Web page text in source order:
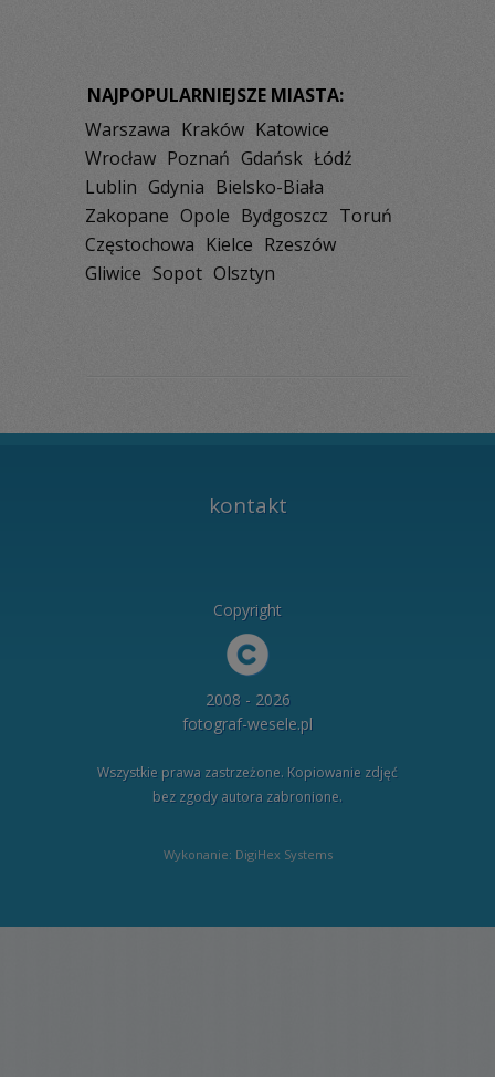
NAJPOPULARNIEJSZE MIASTA:
Warszawa Kraków Katowice
Wrocław Poznań Gdańsk Łódź
Lublin Gdynia Bielsko-Biała
Zakopane Opole Bydgoszcz Toruń
Częstochowa Kielce Rzeszów
Gliwice Sopot Olsztyn
kontakt
Copyright
2008 - 2026
fotograf-wesele.pl
Wszystkie prawa zastrzeżone. Kopiowanie zdjęć
bez zgody autora zabronione.
Wykonanie: DigiHex Systems